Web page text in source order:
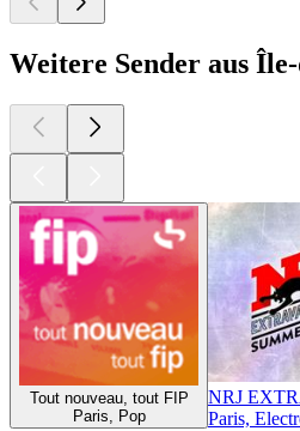
Weitere Sender aus
Tout nouveau, tout FIP
Paris, Pop
NRJ
Paris,